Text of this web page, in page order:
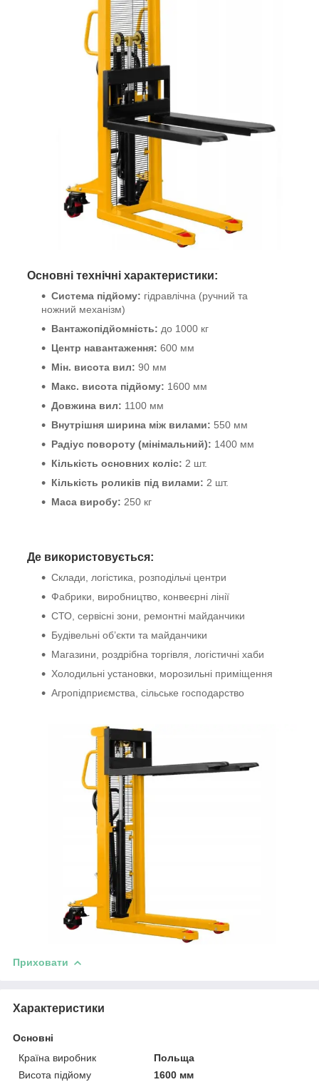
Основні технічні характеристики:
Система підйому: гідравлічна (ручний та
ножний механізм)
Вантажопідйомність: до 1000 кг
Центр навантаження: 600 мм
Мін. висота вил: 90 мм
Макс. висота підйому: 1600 мм
Довжина вил: 1100 мм
Внутрішня ширина між вилами: 550 мм
Радіус повороту (мінімальний): 1400 мм
Кількість основних коліс: 2 шт.
Кількість роликів під вилами: 2 шт.
Маса виробу: 250 кг
Де використовується:
Склади, логістика, розподільчі центри
Фабрики, виробництво, конвеєрні лінії
СТО, сервісні зони, ремонтні майданчики
Будівельні об’єкти та майданчики
Магазини, роздрібна торгівля, логістичні хаби
Холодильні установки, морозильні приміщення
Агропідприємства, сільське господарство
Приховати
Характеристики
Основні
Країна виробник
Польща
Висота підйому
1600 мм